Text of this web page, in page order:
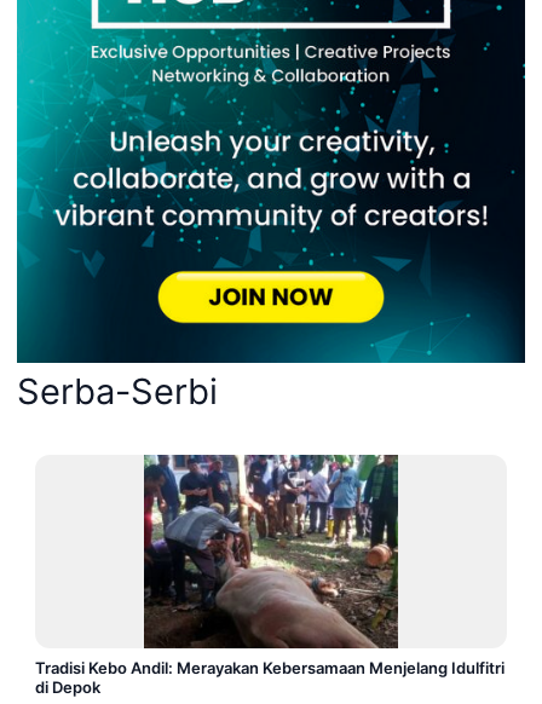
Serba-Serbi
Tradisi Kebo Andil: Merayakan Kebersamaan Menjelang Idulfitri
di Depok